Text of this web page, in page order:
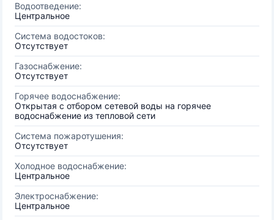
Водоотведение:
Центральное
Система водостоков:
Отсутствует
Газоснабжение:
Отсутствует
Горячее водоснабжение:
Открытая с отбором сетевой воды на горячее
водоснабжение из тепловой сети
Система пожаротушения:
Отсутствует
Холодное водоснабжение:
Центральное
Электроснабжение:
Центральное